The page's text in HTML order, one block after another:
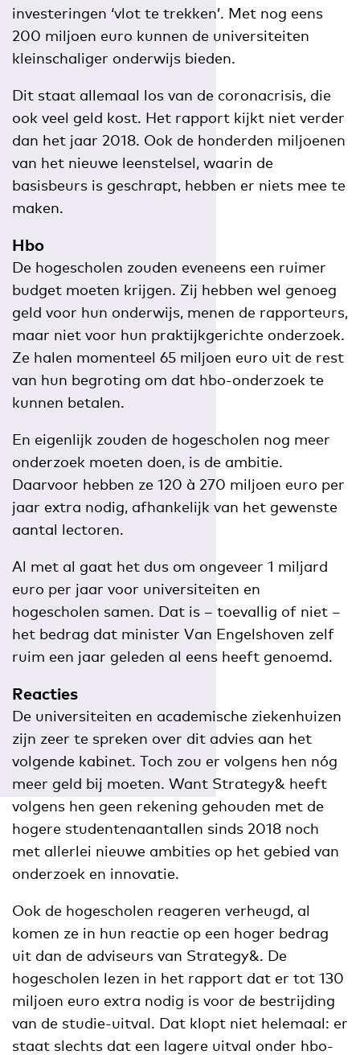
investeringen ‘vlot te trekken’. Met nog eens
200 miljoen euro kunnen de universiteiten
kleinschaliger onderwijs bieden.
Dit staat allemaal los van de coronacrisis, die
ook veel geld kost. Het rapport kijkt niet verder
dan het jaar 2018. Ook de honderden miljoenen
van het nieuwe leenstelsel, waarin de
basisbeurs is geschrapt, hebben er niets mee te
maken.
Hbo
De hogescholen zouden eveneens een ruimer
budget moeten krijgen. Zij hebben wel genoeg
geld voor hun onderwijs, menen de rapporteurs,
maar niet voor hun praktijkgerichte onderzoek.
Ze halen momenteel 65 miljoen euro uit de rest
van hun begroting om dat hbo-onderzoek te
kunnen betalen.
En eigenlijk zouden de hogescholen nog meer
onderzoek moeten doen, is de ambitie.
Daarvoor hebben ze 120 à 270 miljoen euro per
jaar extra nodig, afhankelijk van het gewenste
aantal lectoren.
Al met al gaat het dus om ongeveer 1 miljard
euro per jaar voor universiteiten en
hogescholen samen. Dat is – toevallig of niet –
het bedrag dat minister Van Engelshoven zelf
ruim een jaar geleden al eens heeft genoemd.
Reacties
De universiteiten en academische ziekenhuizen
zijn zeer te spreken over dit advies aan het
volgende kabinet. Toch zou er volgens hen nóg
meer geld bij moeten. Want Strategy& heeft
volgens hen geen rekening gehouden met de
hogere studentenaantallen sinds 2018 noch
met allerlei nieuwe ambities op het gebied van
onderzoek en innovatie.
Ook de hogescholen reageren verheugd, al
komen ze in hun reactie op een hoger bedrag
uit dan de adviseurs van Strategy&. De
hogescholen lezen in het rapport dat er tot 130
miljoen euro extra nodig is voor de bestrijding
van de studie-uitval. Dat klopt niet helemaal: er
staat slechts dat een lagere uitval onder hbo-